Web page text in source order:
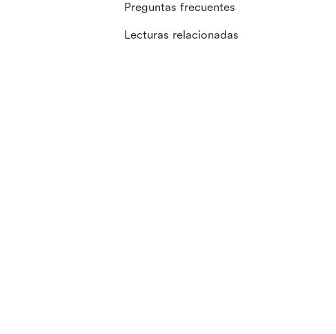
Preguntas frecuentes
Lecturas relacionadas